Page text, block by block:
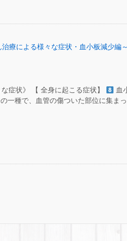
療による様々な症状・血小板減少編～
症状》 【 全身に起こる症状】
血
一種で、血管の傷ついた部位に集ま